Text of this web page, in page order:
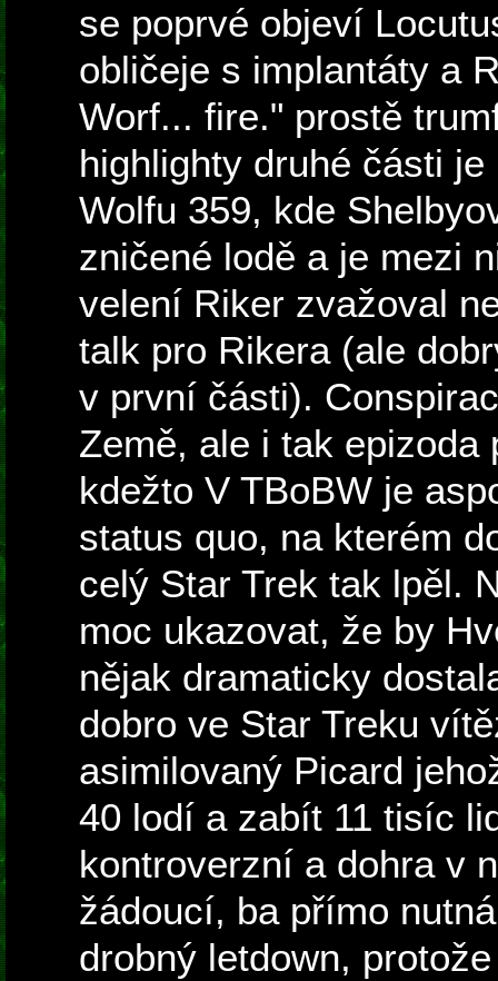
se poprvé objeví
obličeje s implantáty a
Worf... fire." prostě
highlighty druhé části
Wolfu 359, kde
zničené lodě a je mezi
velení Riker zvažoval
talk pro Rikera (ale
v první části).
Země, ale i tak
kdežto V TBoBW je
status quo, na kterém
celý Star Trek tak lpěl.
moc ukazovat, že by
nějak dramaticky
dobro ve Star Treku
asimilovaný Picard
40 lodí a zabít 11 tisíc
kontroverzní a dohra v
žádoucí, ba přímo
drobný letdown,